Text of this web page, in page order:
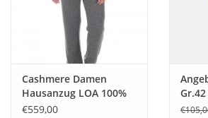
20% Polyester
65 cm
Pflegehinweise
40° Maschinenwäsche
Cashmere Damen
Hausanzug LOA 100%
Cashmere - kuschelig
€559,00